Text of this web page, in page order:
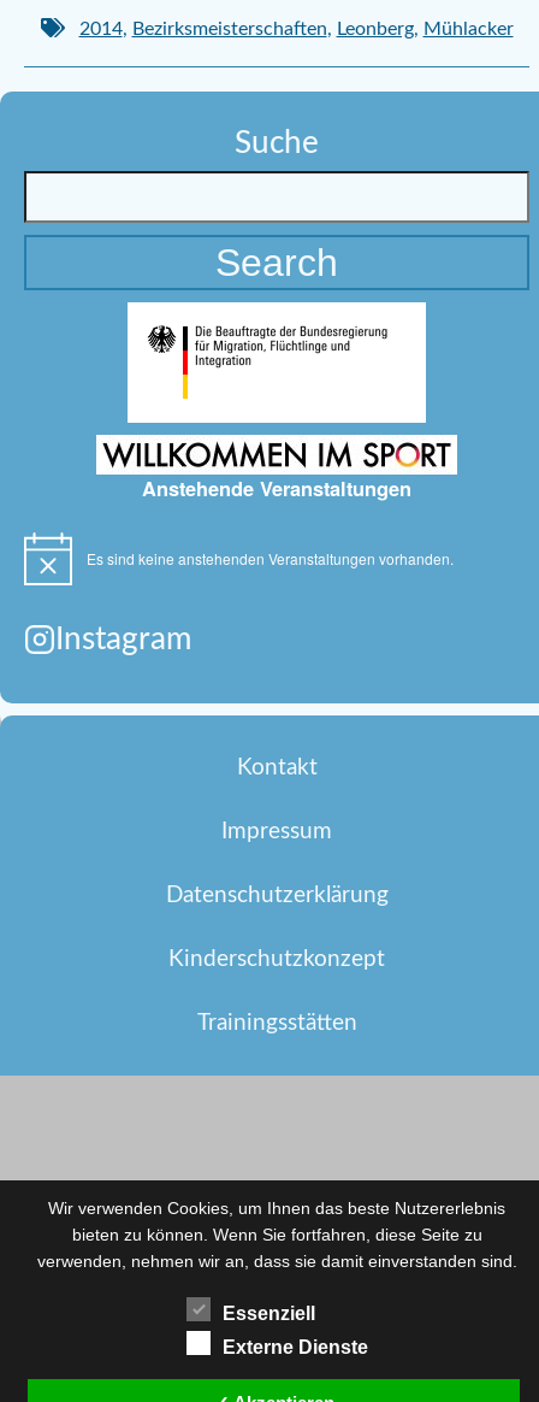
2014, Bezirksmeisterschaften, Leonberg, Mühlacker
Suche
Anstehende Veranstaltungen
Hinweis Es sind keine anstehenden Veranstaltungen vorhanden.
Instagram
Kontakt
Impressum
Datenschutzerklärung
Kinderschutzkonzept
Trainingsstätten
Wir verwenden Cookies, um Ihnen das beste Nutzererlebnis
bieten zu können. Wenn Sie fortfahren, diese Seite zu
verwenden, nehmen wir an, dass sie damit einverstanden sind.
Essenziell
Externe Dienste